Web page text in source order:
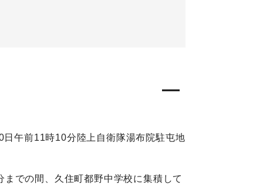
午前11時10分陸上自衛隊湯布院駐屯地
での間、久住町都野中学校に集積して